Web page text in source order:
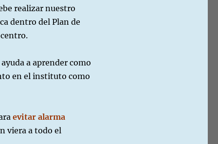
realizar nuestro
dentro del Plan de
a aprender como
en el instituto como
evitar alarma
viera a todo el